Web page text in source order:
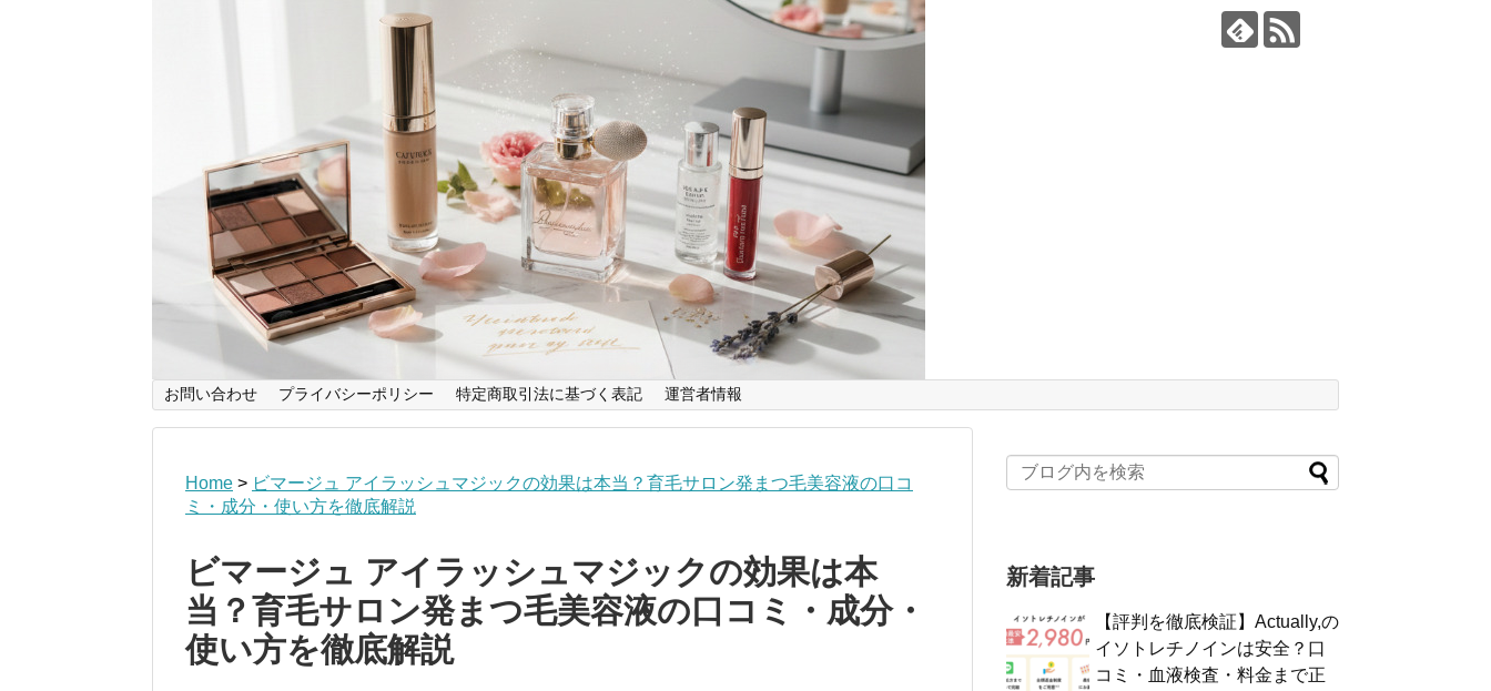
お問い合わせ プライバシーポリシー 特定商取引法に基づく表記 運営者情報
Home > ビマージュ アイラッシュマジックの効果は本当？育毛サロン発まつ毛美容液の口コ
ミ・成分・使い方を徹底解説
ビマージュ アイラッシュマジックの効果は本
当？育毛サロン発まつ毛美容液の口コミ・成分・
使い方を徹底解説
新着記事
【評判を徹底検証】Actually,の
イソトレチノインは安全？口
コミ・血液検査・料金まで正